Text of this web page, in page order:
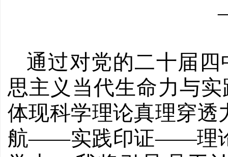
通过对党的二十届
思主义当代生命力与
体现科学理论真理穿透
航——实践印证——理论